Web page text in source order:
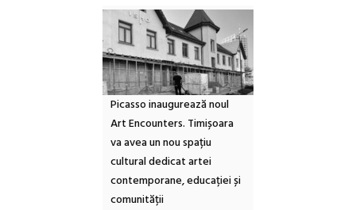
Picasso inaugurează noul
Art Encounters. Timișoara
va avea un nou spațiu
cultural dedicat artei
contemporane, educației și
comunității